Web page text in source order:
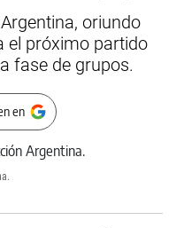
oriundo
el próximo partido
fase de grupos.
en